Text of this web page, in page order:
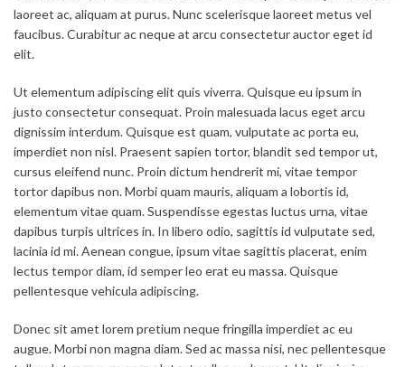
laoreet ac, aliquam at purus. Nunc scelerisque laoreet metus vel
faucibus. Curabitur ac neque at arcu consectetur auctor eget id
elit.
Ut elementum adipiscing elit quis viverra. Quisque eu ipsum in
justo consectetur consequat. Proin malesuada lacus eget arcu
dignissim interdum. Quisque est quam, vulputate ac porta eu,
imperdiet non nisl. Praesent sapien tortor, blandit sed tempor ut,
cursus eleifend nunc. Proin dictum hendrerit mi, vitae tempor
tortor dapibus non. Morbi quam mauris, aliquam a lobortis id,
elementum vitae quam. Suspendisse egestas luctus urna, vitae
dapibus turpis ultrices in. In libero odio, sagittis id vulputate sed,
lacinia id mi. Aenean congue, ipsum vitae sagittis placerat, enim
lectus tempor diam, id semper leo erat eu massa. Quisque
pellentesque vehicula adipiscing.
Donec sit amet lorem pretium neque fringilla imperdiet ac eu
augue. Morbi non magna diam. Sed ac massa nisi, nec pellentesque